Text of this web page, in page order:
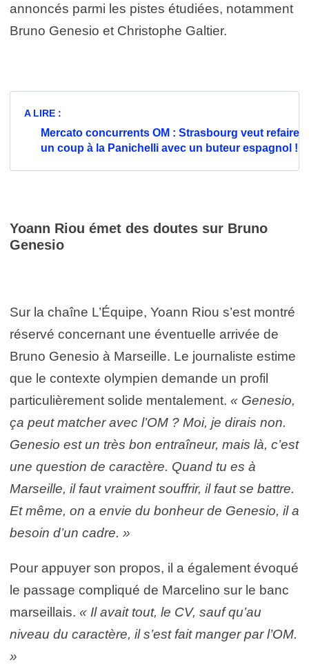
annoncés parmi les pistes étudiées, notamment
Bruno Genesio et Christophe Galtier.
A LIRE :
Mercato concurrents OM : Strasbourg veut refaire
un coup à la Panichelli avec un buteur espagnol !
Yoann Riou émet des doutes sur Bruno
Genesio
Sur la chaîne L’Équipe, Yoann Riou s’est montré
réservé concernant une éventuelle arrivée de
Bruno Genesio à Marseille. Le journaliste estime
que le contexte olympien demande un profil
particulièrement solide mentalement. « Genesio,
ça peut matcher avec l’OM ? Moi, je dirais non.
Genesio est un très bon entraîneur, mais là, c’est
une question de caractère. Quand tu es à
Marseille, il faut vraiment souffrir, il faut se battre.
Et même, on a envie du bonheur de Genesio, il a
besoin d’un cadre. »
Pour appuyer son propos, il a également évoqué
le passage compliqué de Marcelino sur le banc
marseillais. « Il avait tout, le CV, sauf qu’au
niveau du caractère, il s’est fait manger par l’OM.
»